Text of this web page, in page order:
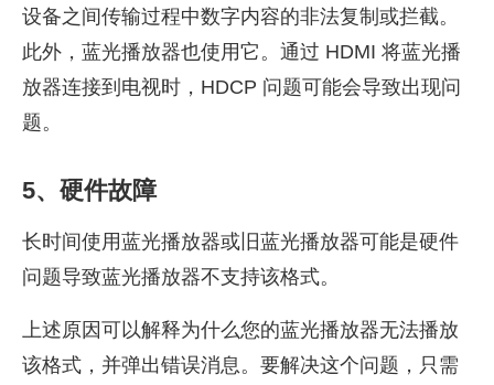
设备之间传输过程中数字内容的非法复制或拦截。
此外，蓝光播放器也使用它。通过 HDMI 将蓝光播
放器连接到电视时，HDCP 问题可能会导致出现问
题。
5、硬件故障
长时间使用蓝光播放器或旧蓝光播放器可能是硬件
问题导致蓝光播放器不支持该格式。
上述原因可以解释为什么您的蓝光播放器无法播放
该格式，并弹出错误消息。要解决这个问题，只需